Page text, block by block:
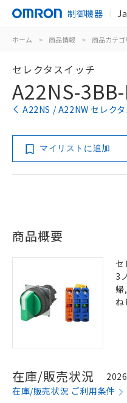
制御機器
ホーム > 商品情報 > 商品カテゴ
セレクタスイッチ
A22NS-
A22NS / A22NW セレク
マイリストに追加
商品概要
セ
3
帰
ね
在庫/販売状況
在庫/販売状況 ご利用条件